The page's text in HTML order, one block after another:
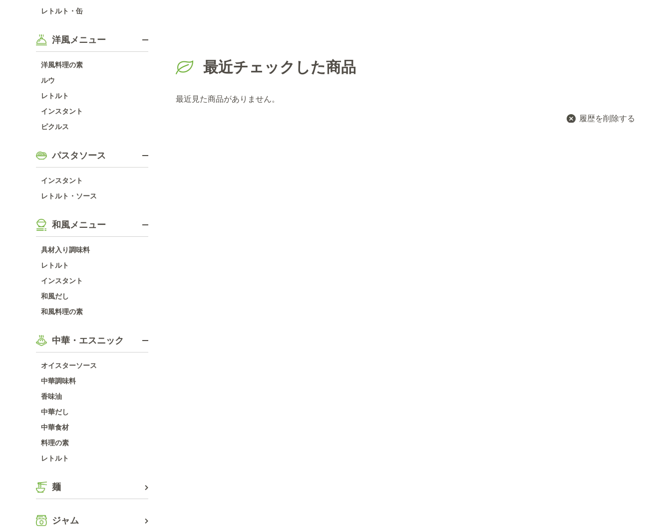
レトルト・缶
洋風メニュー
洋風料理の素
ルウ
レトルト
インスタント
ピクルス
パスタソース
インスタント
レトルト・ソース
和風メニュー
具材入り調味料
レトルト
インスタント
和風だし
和風料理の素
中華・エスニック
オイスターソース
中華調味料
香味油
中華だし
中華食材
料理の素
レトルト
麺
ジャム
最近チェックした商品
最近見た商品がありません。
履歴を削除する